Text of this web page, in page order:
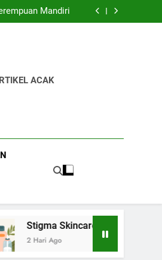
Mandiri
Perempuan
Laki-laki
ACAK
Stigma Skincare Laki-laki
2 Hari Ago